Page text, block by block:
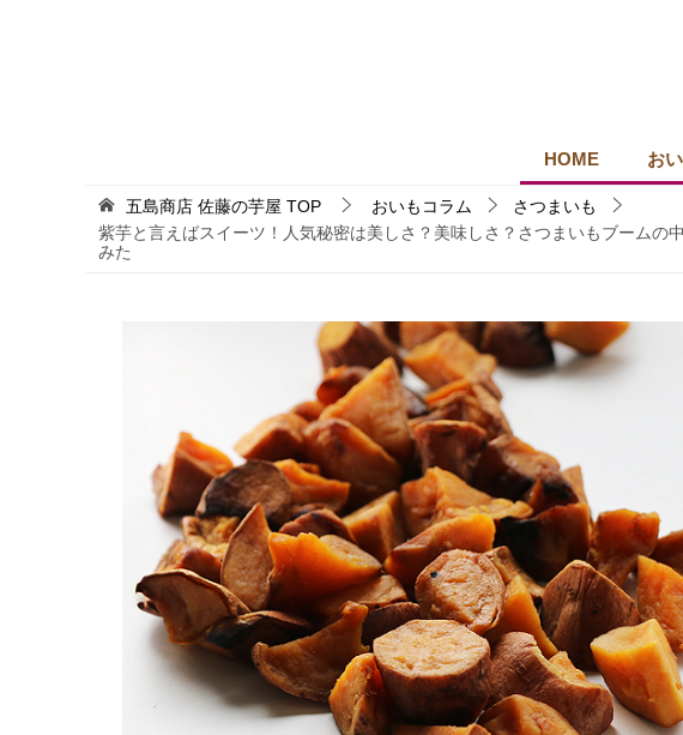
HOME お
五島商店 佐藤の芋屋 TOP おいもコラム
さつまいも
紫芋と言えばスイーツ！人気秘密は美しさ？美味しさ？さつまいもブーム
みた